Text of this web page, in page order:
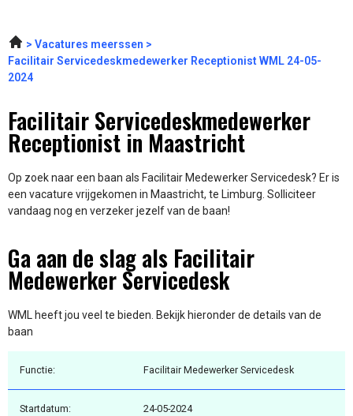
Vacatures meerssen
Facilitair Servicedeskmedewerker Receptionist WML 24-05-
2024
Facilitair Servicedeskmedewerker
Receptionist in Maastricht
Op zoek naar een baan als Facilitair Medewerker Servicedesk? Er is
een vacature vrijgekomen in Maastricht, te Limburg. Solliciteer
vandaag nog en verzeker jezelf van de baan!
Ga aan de slag als Facilitair
Medewerker Servicedesk
WML heeft jou veel te bieden. Bekijk hieronder de details van de
baan
Functie: Facilitair Medewerker Servicedesk
Startdatum: 24-05-2024